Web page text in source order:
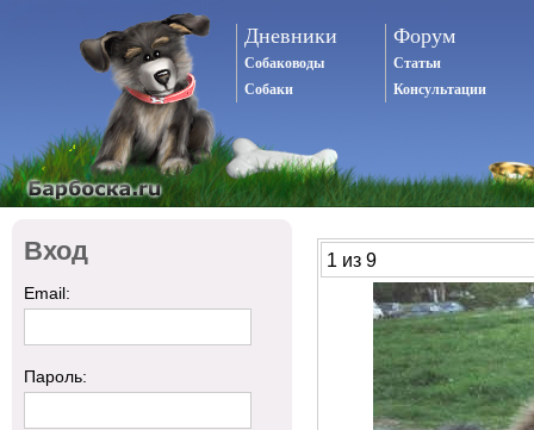
Дневники
Собаководы
Собаки
Форум
Статьи
Консультации
1 из 9
Вход
Email:
Пароль: